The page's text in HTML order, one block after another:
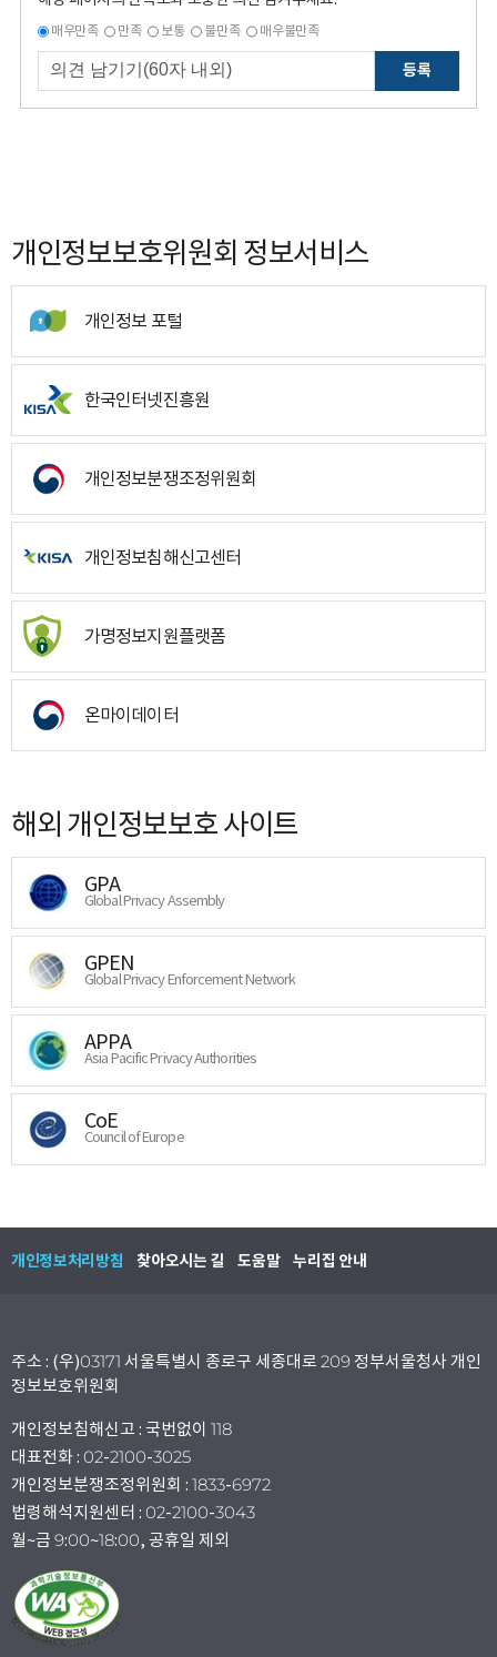
매우만족 만족 보통 불만족 매우불만족
등록
개인정보보호위원회 정보서비스
개인정보 포털
한국인터넷진흥원
개인정보분쟁조정위원회
개인정보침해신고센터
가명정보지원플랫폼
온마이데이터
해외 개인정보보호 사이트
GPA
Global Privacy Assembly
GPEN
Global Privacy Enforcement Network
APPA
Asia Pacific Privacy Authorities
CoE
Council of Europe
개인정보처리방침 찾아오시는 길 도움말 누리집 안내
주소 : (우)03171 서울특별시 종로구 세종대로 209 정부서울청사 개인
정보보호위원회
개인정보침해신고 : 국번없이 118
대표전화 : 02-2100-3025
개인정보분쟁조정위원회 : 1833-6972
법령해석지원센터 : 02-2100-3043
월~금 9:00~18:00, 공휴일 제외